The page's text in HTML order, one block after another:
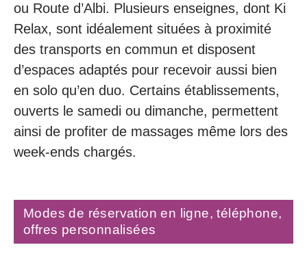
ou Route d’Albi. Plusieurs enseignes, dont Ki
Relax, sont idéalement situées à proximité
des transports en commun et disposent
d’espaces adaptés pour recevoir aussi bien
en solo qu’en duo. Certains établissements,
ouverts le samedi ou dimanche, permettent
ainsi de profiter de massages même lors des
week-ends chargés.
Modes de réservation en ligne, téléphone,
offres personnalisées